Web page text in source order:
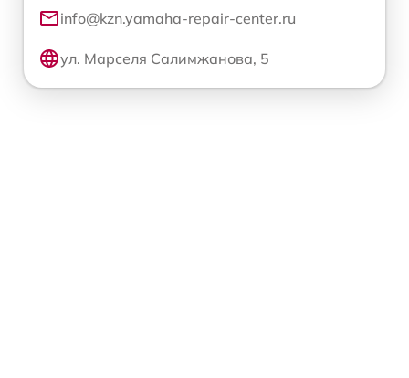
info@kzn.yamaha-repair-center.ru
ул. Марселя Салимжанова, 5